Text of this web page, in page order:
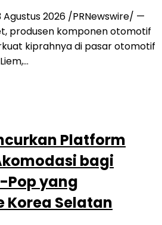
Agustus 2026 /PRNewswire/ —
produsen komponen otomotif
kiprahnya di pasar otomotif
Platform
bagi
Pop yang
Korea Selatan